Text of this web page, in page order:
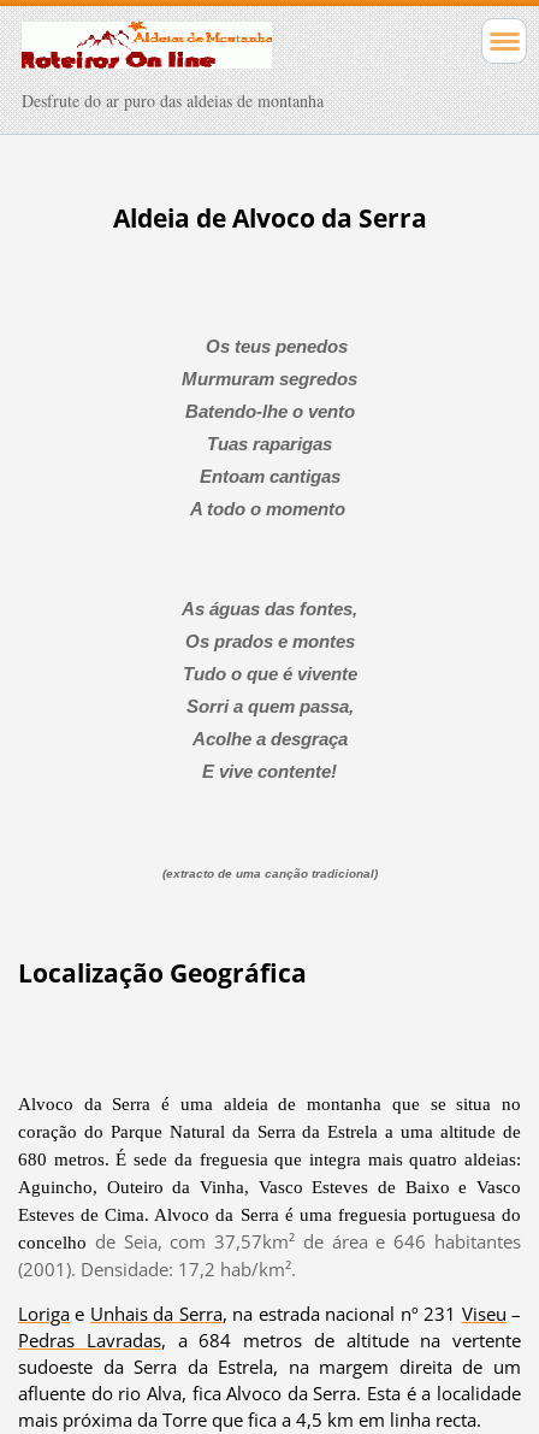
Desfrute do ar puro das aldeias de montanha
Aldeia de Alvoco da Serra
Os teus penedos
Murmuram segredos
Batendo-lhe o vento
Tuas raparigas
Entoam cantigas
A todo o momento
As águas das fontes,
Os prados e montes
Tudo o que é vivente
Sorri a quem passa,
Acolhe a desgraça
E vive contente!
(extracto de uma canção tradicional)
Localização Geográfica
Alvoco da Serra é uma aldeia de montanha que se situa no
coração do Parque Natural da Serra da Estrela a uma altitude de
680 metros. É sede da freguesia que integra mais quatro aldeias:
Aguincho, Outeiro da Vinha, Vasco Esteves de Baixo e Vasco
Esteves de Cima. Alvoco da Serra é uma freguesia portuguesa do
concelho de Seia, com 37,57km² de área e 646 habitantes
(2001). Densidade: 17,2 hab/km².
Lorigae Unhais da Serra, na estrada nacional nº 231 Viseu –
Pedras Lavradas, a 684 metros de altitude na vertente
sudoeste da Serra da Estrela, na margem direita de um
afluente do rio Alva, fica Alvoco da Serra. Esta é a localidade
mais próxima da Torre que fica a 4,5 km em linha recta.